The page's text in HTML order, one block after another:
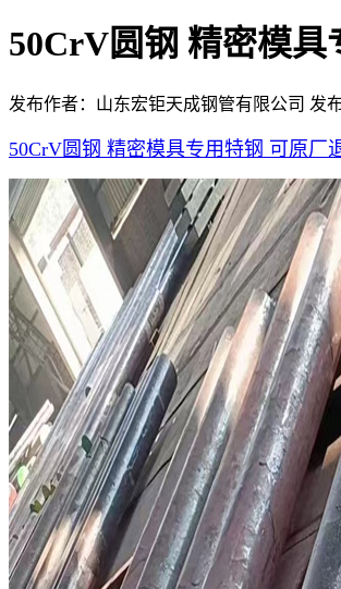
50CrV圆钢 精密模
发布作者：山东宏钜天成钢管有限公司 发
50CrV圆钢 精密模具专用特钢 可原厂